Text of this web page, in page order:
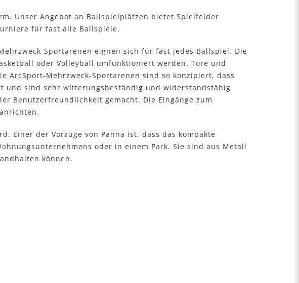
Unser Angebot an Ballspielplätzen bietet Spielfelder
für fast alle Ballspiele.
Sportarenen eignen sich für fast jedes Ballspiel. Die
oder Volleyball umfunktioniert werden. Tore und
ArcSport-Mehrzweck-Sportarenen sind so konzipiert, dass
und sind sehr witterungsbeständig und widerstandsfähig
Benutzerfreundlichkeit gemacht. Die Eingänge zum
Einer der Vorzüge von Panna ist, dass das kompakte
oder in einem Park. Sie sind aus Metall
können.